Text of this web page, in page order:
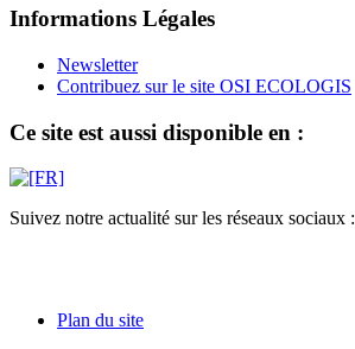
Informations Légales
Newsletter
Contribuez sur le site OSI ECOLOGIS
Ce site est aussi disponible en :
Suivez notre actualité sur les réseaux sociaux :
Plan du site